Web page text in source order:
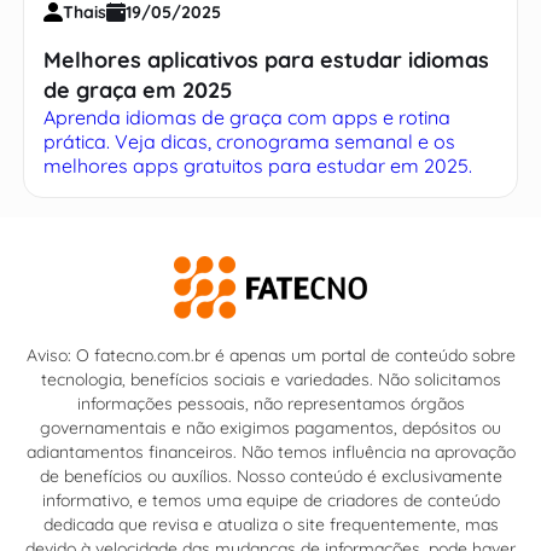
Thais 19/05/2025
Melhores aplicativos para estudar idiomas
de graça em 2025
Aprenda idiomas de graça com apps e rotina
prática. Veja dicas, cronograma semanal e os
melhores apps gratuitos para estudar em 2025.
Aviso: O fatecno.com.br é apenas um portal de conteúdo sobre
tecnologia, benefícios sociais e variedades. Não solicitamos
informações pessoais, não representamos órgãos
governamentais e não exigimos pagamentos, depósitos ou
adiantamentos financeiros. Não temos influência na aprovação
de benefícios ou auxílios. Nosso conteúdo é exclusivamente
informativo, e temos uma equipe de criadores de conteúdo
dedicada que revisa e atualiza o site frequentemente, mas